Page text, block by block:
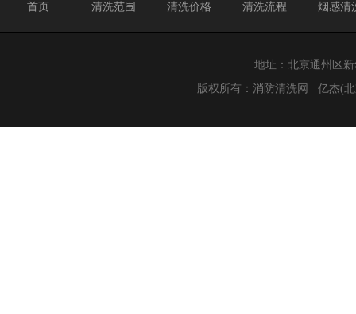
首页 清洗范围 清洗价格 清洗流程 烟感清
地址：北京通州区
版权所有： 消防清洗网 亿杰(北